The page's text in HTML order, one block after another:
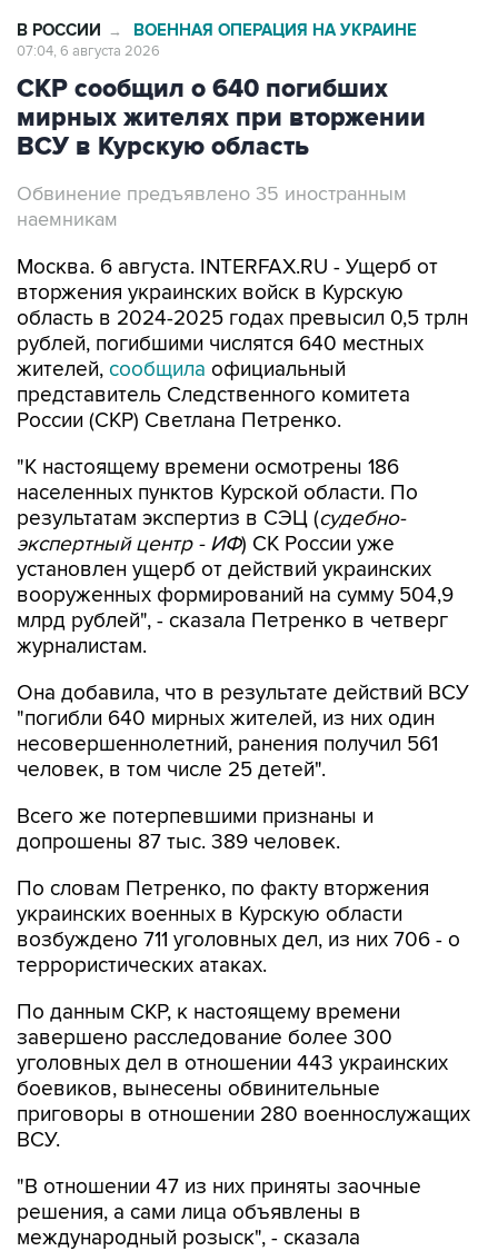
В РОССИИ → ВОЕННАЯ ОПЕРАЦИЯ НА УКРАИНЕ
07:04, 6 августа 2026
СКР сообщил о 640 погибших
мирных жителях при вторжении
ВСУ в Курскую область
Обвинение предъявлено 35 иностранным
наемникам
Москва. 6 августа. INTERFAX.RU - Ущерб от
вторжения украинских войск в Курскую
область в 2024-2025 годах превысил 0,5 трлн
рублей, погибшими числятся 640 местных
жителей, сообщила официальный
представитель Следственного комитета
России (СКР) Светлана Петренко.
"К настоящему времени осмотрены 186
населенных пунктов Курской области. По
результатам экспертиз в СЭЦ (судебно-
экспертный центр - ИФ) СК России уже
установлен ущерб от действий украинских
вооруженных формирований на сумму 504,9
млрд рублей", - сказала Петренко в четверг
журналистам.
Она добавила, что в результате действий ВСУ
"погибли 640 мирных жителей, из них один
несовершеннолетний, ранения получил 561
человек, в том числе 25 детей".
Всего же потерпевшими признаны и
допрошены 87 тыс. 389 человек.
По словам Петренко, по факту вторжения
украинских военных в Курскую области
возбуждено 711 уголовных дел, из них 706 - о
террористических атаках.
По данным СКР, к настоящему времени
завершено расследование более 300
уголовных дел в отношении 443 украинских
боевиков, вынесены обвинительные
приговоры в отношении 280 военнослужащих
ВСУ.
"В отношении 47 из них приняты заочные
решения, а сами лица объявлены в
международный розыск", - сказала